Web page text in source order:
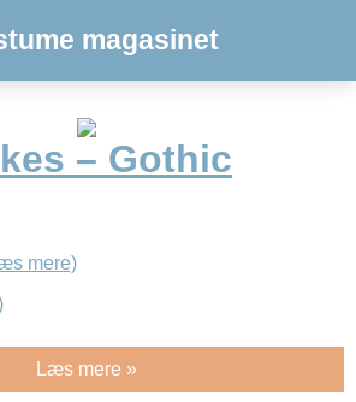
magasinet
– Gothic
mere)
Læs mere »